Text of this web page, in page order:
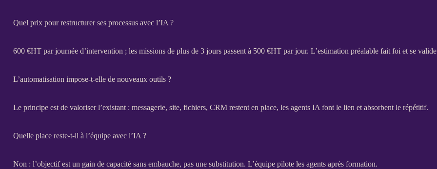
Quel prix pour restructurer ses processus avec l’IA ?
600 €HT par journée d’intervention ; les missions de plus de 3 jours passent à 500 €HT par jour. L’estimation préalable fait foi et se
L’automatisation impose-t-elle de nouveaux outils ?
Le principe est de valoriser l’existant : messagerie, site, fichiers, CRM restent en place, les agents IA font le lien et absorbent le répétitif.
Quelle place reste-t-il à l’équipe avec l’IA ?
Non : l’objectif est un gain de capacité sans embauche, pas une substitution. L’équipe pilote les agents après formation.